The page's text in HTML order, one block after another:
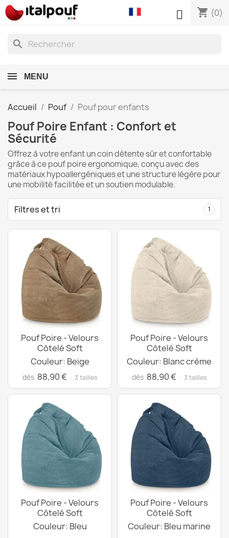
shopping_cart (0)

search
MENU
Accueil Pouf Pouf pour enfants
Pouf Poire Enfant : Confort et
Sécurité
Offrez à votre enfant un coin détente sûr et confortable
grâce à ce pouf poire ergonomique, conçu avec des
matériaux hypoallergéniques et une structure légère pour
une mobilité facilitée et un soutien modulable.
Filtres et tri 1
Pouf Poire - Velours
Côtelé Soft
Couleur: Beige
dès 88,90 € · 3 tailles
Pouf Poire - Velours
Côtelé Soft
Couleur: Blanc crème
dès 88,90 € · 3 tailles
Pouf Poire - Velours
Côtelé Soft
Couleur: Bleu
Pouf Poire - Velours
Côtelé Soft
Couleur: Bleu marine